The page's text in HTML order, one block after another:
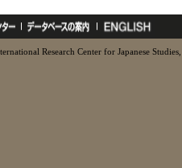
Research Center for Japanese